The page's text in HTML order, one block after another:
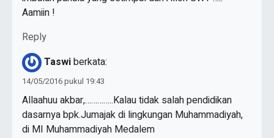
Aamiin !
Reply
Taswiberkata:
14/05/2016 pukul 19:43
Allaahuu akbar,…………..Kalau tidak salah pendidikan
dasarnya bpk.Jumajak di lingkungan Muhammadiyah,
di MI Muhammadiyah Medalem